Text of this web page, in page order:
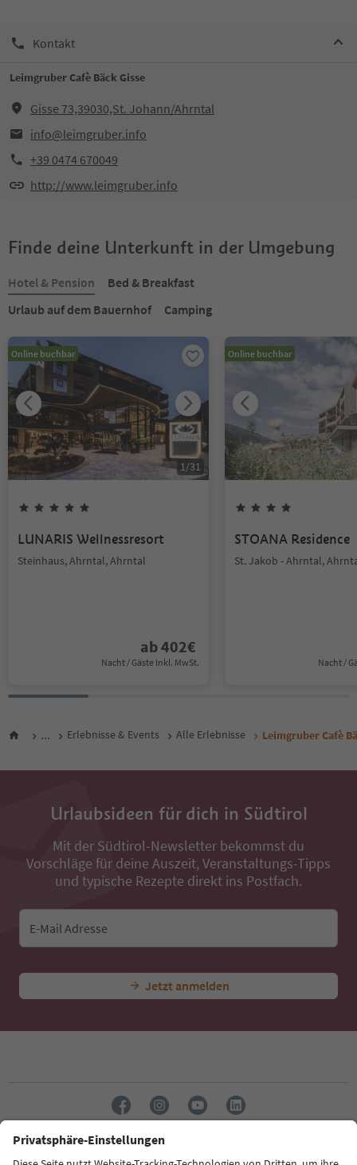
Kontakt
Leimgruber Cafè Bäck Gisse
Gisse 73,39030,St. Johann/Ahrntal
info@leimgruber.info
+39 0474 670049
http://www.leimgruber.info
Finde deine Unterkunft in der Umgebung
Hotel & Pension
Bed & Breakfast
Urlaub auf dem Bauernhof
Camping
Online buchbar
1/31
LUNARIS Wellnessresort
Steinhaus, Ahrntal, Ahrntal
ab402€
Nacht / Gäste Inkl. MwSt.
Online buchbar
STOANA Residence
St. Jakob - Ahrntal,
Nacht /
... Erlebnisse & Events Alle Erlebnisse Leimgruber Cafè
Urlaubsideen für dich in Südtirol
Mit der Südtirol-Newsletter bekommst du
Vorschläge für deine Auszeit, Veranstaltungs-Tipps
und typische Rezepte direkt ins Postfach.
E-Mail Adresse
Jetzt anmelden